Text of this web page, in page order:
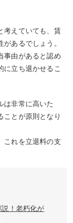
考えていても、賃
あるでしょう。
事由があると認め
に立ち退かせるこ
は非常に高いた
ことが原則となり
これを立退料の支
！老朽化が